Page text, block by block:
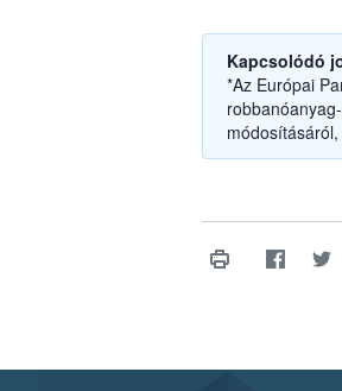
Kapcsolódó
*Az Európai